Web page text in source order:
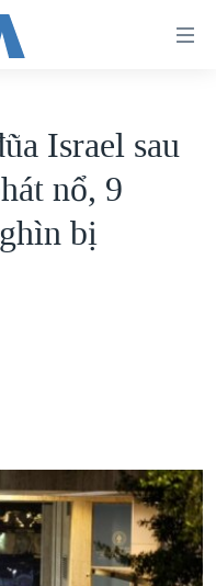
MỸ: QUÁ KHỨ VÀ HIỆN
GAZA
Israel sau
nổ, 9
bị